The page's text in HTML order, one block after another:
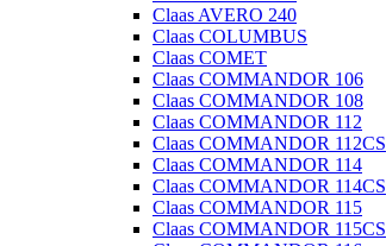
Claas AVERO 240
Claas COLUMBUS
Claas COMET
Claas COMMANDOR 106
Claas COMMANDOR 108
Claas COMMANDOR 112
Claas COMMANDOR 112CS
Claas COMMANDOR 114
Claas COMMANDOR 114CS
Claas COMMANDOR 115
Claas COMMANDOR 115CS